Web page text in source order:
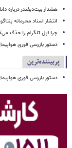
هشدار بیت‌دیفندر درباره
انتشار اسناد محرمانه
چرا اپل تلگرام را حذف
دستور بازرسی فوری هواپیمای بوئینگ
پربیننده‌ترین
دستور بازرسی فوری هواپیمای بوئینگ